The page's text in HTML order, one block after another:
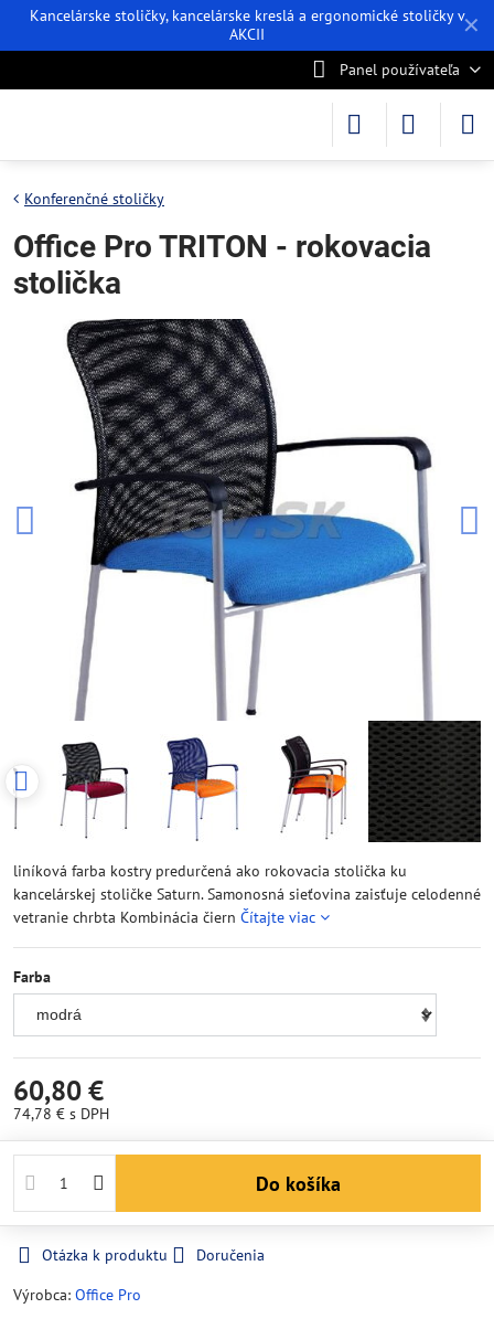
✕
Kancelárske stoličky, kancelárske kreslá a ergonomické stoličky v
AKCII
Panel používateľa
Konferenčné stoličky
Office Pro TRITON - rokovacia
stolička
liníková farba kostry predurčená ako rokovacia stolička ku
kancelárskej stoličke Saturn. Samonosná sieťovina zaisťuje celodenné
vetranie chrbta Kombinácia čiern Čítajte viac
Farba
60,80 €
74,78 € s DPH
Do košíka
Otázka k produktu
Doručenia
Výrobca: Office Pro